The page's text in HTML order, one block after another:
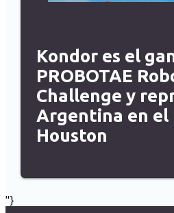
Kondor es el
PROBOTAE
Challenge y
Argentina en el
Houston
"}